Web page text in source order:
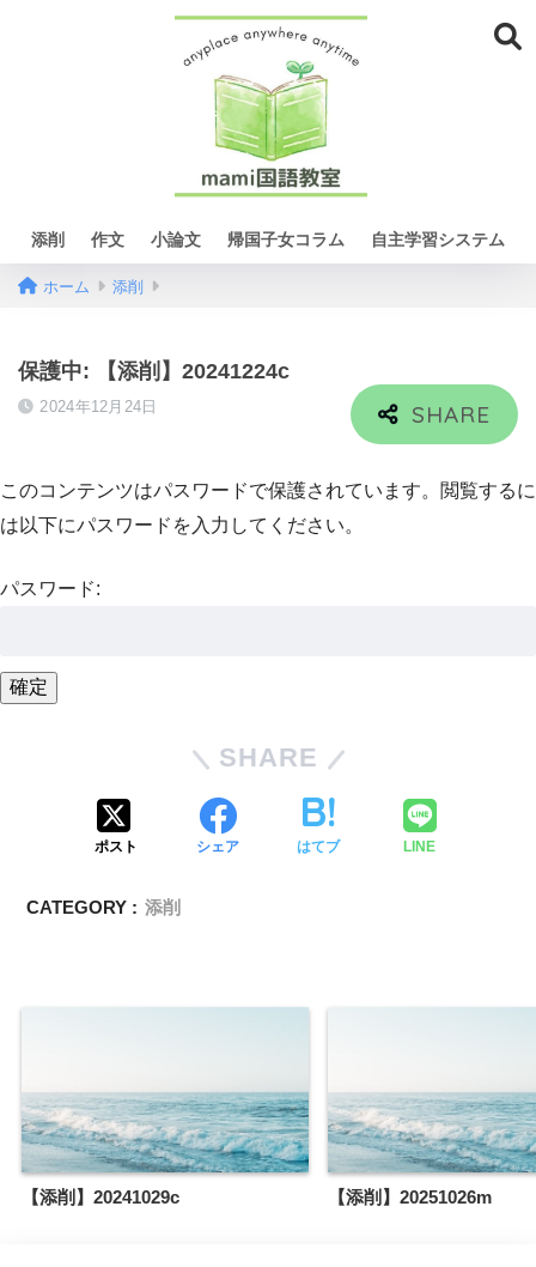
添削 作文 小論文 帰国子女コラム 自主学習システム
ホーム 添削
保護中: 【添削】20241224c
2024年12月24日
このコンテンツはパスワードで保護されています。閲覧するに
は以下にパスワードを入力してください。
パスワード:
SHARE
ポスト シェア はてブ LINE
CATEGORY : 添削
【添削】20241029c 【添削】20251026m